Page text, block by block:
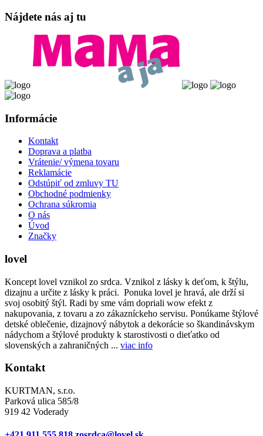
Nájdete nás aj tu
Informácie
Kontakt
Doprava a platba
Vrátenie/ výmena tovaru
Reklamácie
Odstúpiť od zmluvy TU
Obchodné podmienky
Ochrana súkromia
O nás
Úvod
Značky
lovel
Koncept lovel vznikol zo srdca. Vznikol z lásky k deťom, k štýlu,
dizajnu a určite z lásky k práci. Ponuka lovel je hravá, ale drží si
svoj osobitý štýl. Radi by sme vám dopriali wow efekt z
nakupovania, z tovaru a zo zákazníckeho servisu. Ponúkame štýlové
detské oblečenie, dizajnový nábytok a dekorácie so škandinávskym
nádychom a štýlové produkty k starostivosti o dieťatko od
slovenských a zahraničných ... viac info
Kontakt
KURTMAN, s.r.o.
Parková ulica 585/8
919 42 Voderady